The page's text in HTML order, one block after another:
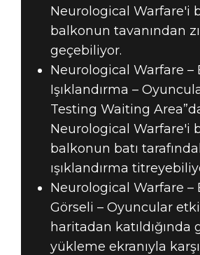
Neurological Warfare'i
balkonun tavanından
geçebiliyor.
Neurological Warfare –
Işıklandırma –
Testing Waiting
Neurological Warfare'i
balkonun batı
ışıklandırma
Neurological Warfare –
Görseli – Oyuncular
haritadan katıldığında
yükleme ekranıyla